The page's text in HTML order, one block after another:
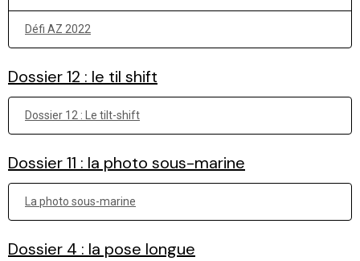
Défi AZ 2022
Dossier 12 : le til shift
Dossier 12 : Le tilt-shift
Dossier 11 : la photo sous-marine
La photo sous-marine
Dossier 4 : la pose longue